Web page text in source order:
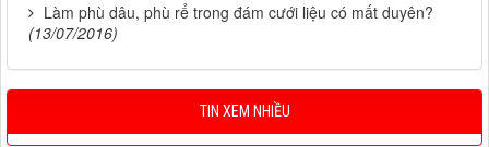
Làm phù dâu, phù rể trong đám cưới liệu có mất duyên?
(13/07/2016)
TIN XEM NHIỀU